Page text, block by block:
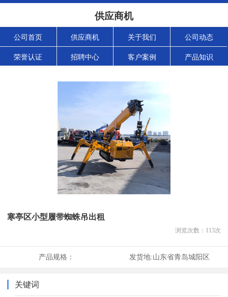
供应商机
公司首页 供应商机 关于我们 公司动态
荣誉认证 招聘中心 客户案例 产品知识
寒亭区小型履带蜘蛛吊出租
浏览次数： 113次
产品规格： 发货地:山东省青岛城阳区
关键词